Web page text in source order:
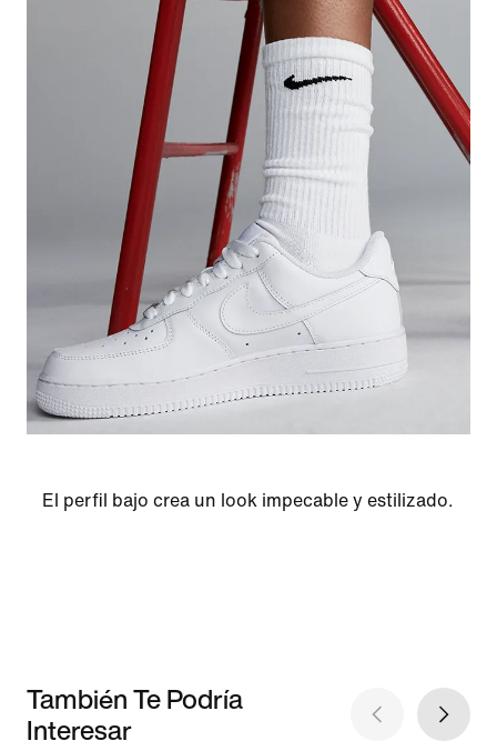
El perfil bajo crea un look impecable y estilizado.
También Te Podría
Interesar